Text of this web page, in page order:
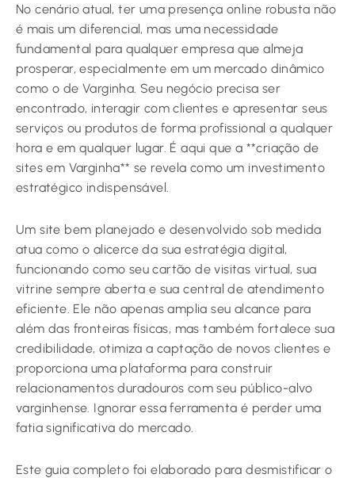
No cenário atual, ter uma presença online robusta não
é mais um diferencial, mas uma necessidade
fundamental para qualquer empresa que almeja
prosperar, especialmente em um mercado dinâmico
como o de Varginha. Seu negócio precisa ser
encontrado, interagir com clientes e apresentar seus
serviços ou produtos de forma profissional a qualquer
hora e em qualquer lugar. É aqui que a **criação de
sites em Varginha** se revela como um investimento
estratégico indispensável.
Um site bem planejado e desenvolvido sob medida
atua como o alicerce da sua estratégia digital,
funcionando como seu cartão de visitas virtual, sua
vitrine sempre aberta e sua central de atendimento
eficiente. Ele não apenas amplia seu alcance para
além das fronteiras físicas, mas também fortalece sua
credibilidade, otimiza a captação de novos clientes e
proporciona uma plataforma para construir
relacionamentos duradouros com seu público-alvo
varginhense. Ignorar essa ferramenta é perder uma
fatia significativa do mercado.
Este guia completo foi elaborado para desmistificar o